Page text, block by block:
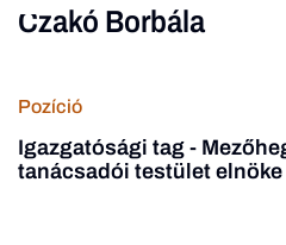
Üzlet Pénz
Czakó Borbála
Pozíció
Igazgatósági tag -
tanácsadói testület elnöke